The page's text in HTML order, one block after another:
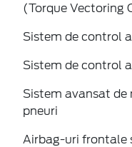
(Torque Vectoring
Sistem de control
Sistem de control
Sistem avansat de
pneuri
Airbag-uri frontale